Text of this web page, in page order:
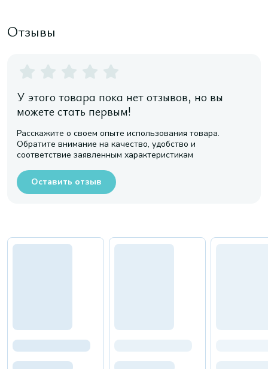
Отзывы
У этого товара пока нет отзывов, но вы
можете стать первым!
Расскажите о своем опыте использования товара.
Обратите внимание на качество, удобство и
соответствие заявленным характеристикам
Оставить отзыв